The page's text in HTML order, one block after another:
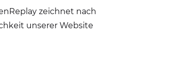
zeichnet nach
unserer Website